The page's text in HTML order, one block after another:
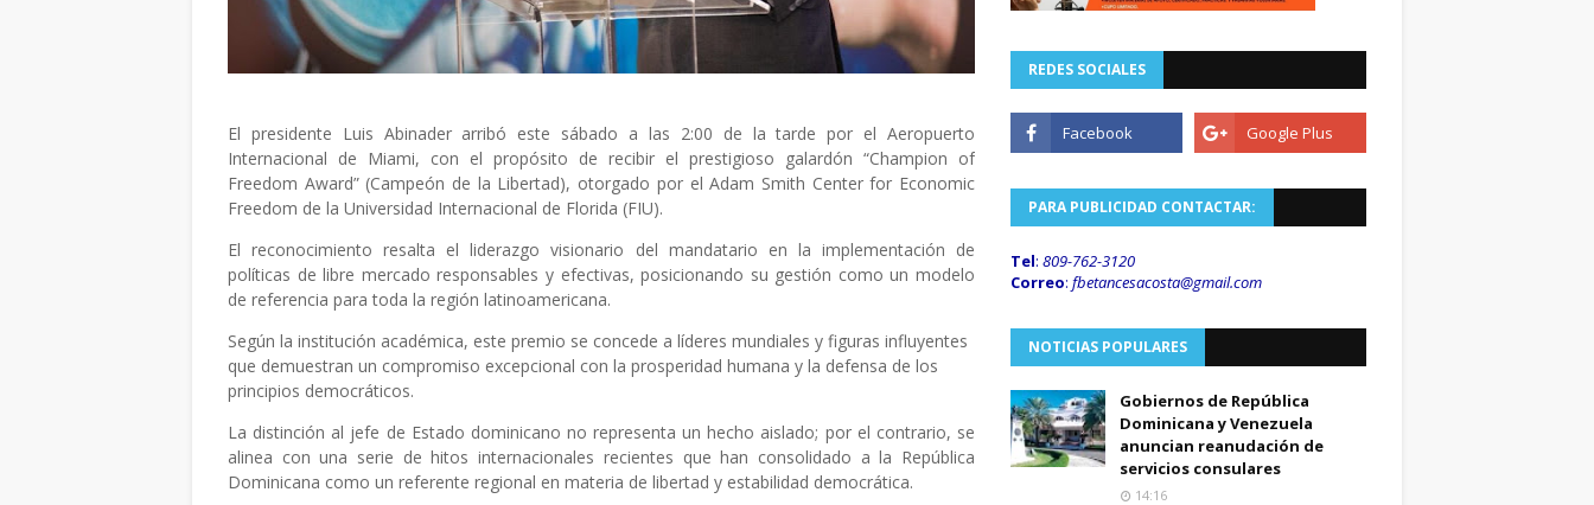
El presidente Luis Abinader arribó este sábado a las 2:00 de la tarde por el Aeropuerto
Internacional de Miami, con el propósito de recibir el prestigioso galardón “Champion of
Freedom Award” (Campeón de la Libertad), otorgado por el Adam Smith Center for Economic
Freedom de la Universidad Internacional de Florida (FIU).
El reconocimiento resalta el liderazgo visionario del mandatario en la implementación de
políticas de libre mercado responsables y efectivas, posicionando su gestión como un modelo
de referencia para toda la región latinoamericana.
Según la institución académica, este premio se concede a líderes mundiales y figuras influyentes
que demuestran un compromiso excepcional con la prosperidad humana y la defensa de los
principios democráticos.
La distinción al jefe de Estado dominicano no representa un hecho aislado; por el contrario, se
alinea con una serie de hitos internacionales recientes que han consolidado a la República
Dominicana como un referente regional en materia de libertad y estabilidad democrática.
REDES SOCIALES
PARA PUBLICIDAD CONTACTAR:
Tel: 809-762-3120
Correo: fbetancesacosta@gmail.com
NOTICIAS POPULARES
Gobiernos de República
Dominicana y Venezuela
anuncian reanudación de
servicios consulares
14:16